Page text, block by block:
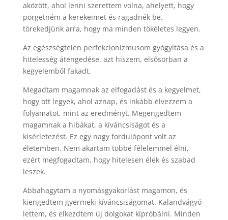
aközött, ahol lenni szerettem volna, ahelyett, hogy
pörgetném a kerekeimet és ragadnék be.
törekedjünk arra, hogy ma minden tökéletes legyen.
Az egészségtelen perfekcionizmusom gyógyítása és a
hitelesség átengedése, azt hiszem, elsősorban a
kegyelemből fakadt.
Megadtam magamnak az elfogadást és a kegyelmet,
hogy ott legyek, ahol aznap, és inkább élvezzem a
folyamatot, mint az eredményt. Megengedtem
magamnak a hibákat, a kíváncsiságot és a
kísérletezést. Ez egy nagy fordulópont volt az
életemben. Nem akartam többé félelemmel élni,
ezért megfogadtam, hogy hitelesen élek és szabad
leszek.
Abbahagytam a nyomásgyakorlást magamon, és
kiengedtem gyermeki kíváncsiságomat. Kalandvágyó
lettem, és elkezdtem új dolgokat kipróbálni. Minden